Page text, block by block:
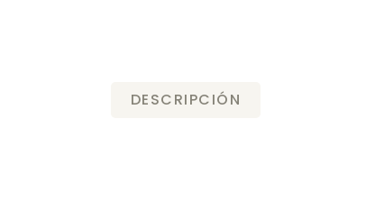
DESCRIPCIÓN